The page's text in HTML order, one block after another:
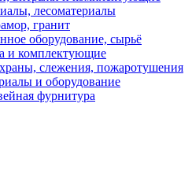
лесоматериалы
гранит
оборудование, сырьё
и комплектующие
слежения, пожаротушения
и оборудование
фурнитура